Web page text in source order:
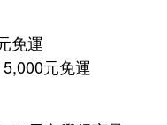
免運
5,000元免運